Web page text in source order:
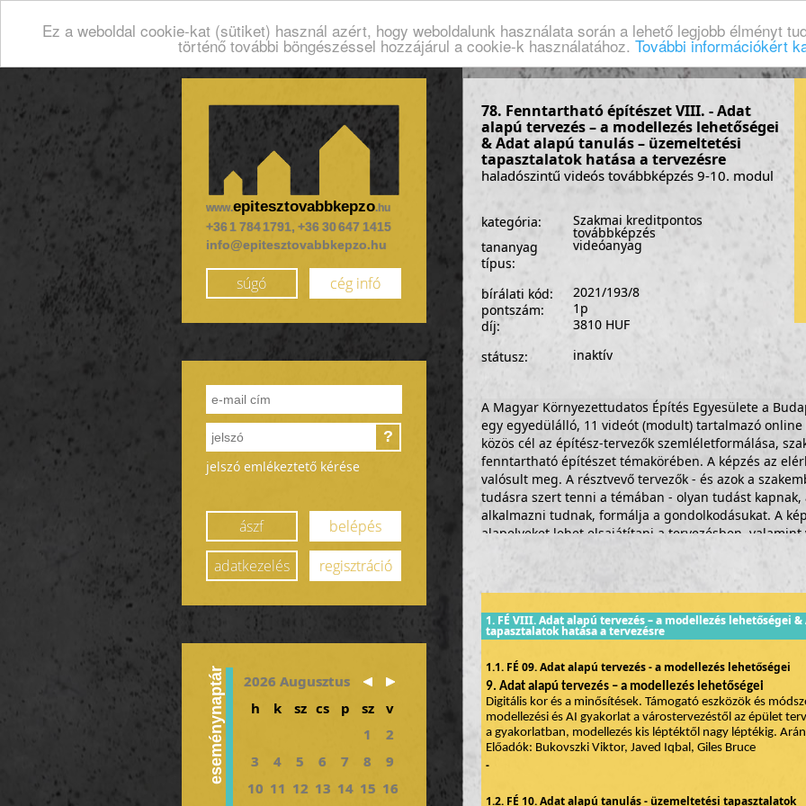
Ez a weboldal cookie-kat (sütiket) használ azért, hogy weboldalunk használata során a lehető legjobb élményt
történő további böngészéssel hozzájárul a cookie-k használatához. További információkért
www.epitesztovabbkepzo.hu
+36 1 784 1791, +36 30 647 1415
info@epitesztovabbkepzo.hu
súgó cég infó
?
jelszó emlékeztető kérése
ászf
belépés
adatkezelés
regisztráció
eseménynaptár
2026 Augusztus
h
k sz cs p sz
v
1
2
3
4 5 6 7 8
9
10 11 12 13 14 15 16
78. Fenntartható építészet VIII. - Adat
alapú tervezés – a modellezés lehetőségei
& Adat alapú tanulás – üzemeltetési
tapasztalatok hatása a tervezésre
haladószintű videós továbbképzés 9-10. modul
kategória: Szakmai kreditpontos
továbbképzés
tananyag
típus:
videóanyag
bírálati kód:
2021/193/8
pontszám:
1p
díj:
3810 HUF
státusz:
inaktív
A Magyar Környezettudatos Építés Egyesülete a
egy egyedülálló, 11 videót (modult) tartalmazó
közös cél az építész-tervezők szemléletformálása,
fenntartható építészet témakörében. A képzés az
valósult meg. A résztvevő tervezők - és azok a
tudásra szert tenni a témában - olyan tudást
alkalmazni tudnak, formálja a gondolkodásukat. A
alapelveket lehet elsajátítani a tervezésben,
A tananyagot azoknak az építészeknek szánjuk, akik
alapismeretekkel. A képzés anyagát magas szintű
rendelkező szakértők, egyetemi oktatók és a
szakemberek írták és adják elő. Az alapkoncepciót Dr.
korábbi alelnöke állította össze, valamint ő végezte a
megszerzésére egy jelen pillanatban is elérhető, 12
lehetőség (A környezettudatos Éptészet Alapjai, 51-62.
A képzési sorozat egyes részei egyenként is
elsajátításra. A 11 különféle videós modulból - a
1. FÉ VIII. Adat alapú tervezés – a modellezés lehetőségei
tapasztalatok hatása a tervezésre
1.1. FÉ 09. Adat alapú tervezés - a modellezés lehetőségei
9. Adat alapú tervezés – a modellezés lehetőségei
Digitális kor és a minősítések. Támogató eszközök és
modellezési és AI gyakorlat a várostervezéstől az épület
a gyakorlatban, modellezés kis léptéktől nagy léptékig.
Előadók: Bukovszki Viktor, Javed Iqbal, Giles Bruce
-
1.2. FÉ 10. Adat alapú tanulás - üzemeltetési tapasztalatok